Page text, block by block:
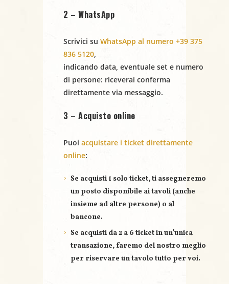
e
2 – WhatsApp
Scrivici su WhatsApp al numero +39 375
836 5120,
indicando data, eventuale set e numero
di persone: riceverai conferma
direttamente via messaggio.
3 – Acquisto online
Puoi acquistare i ticket direttamente
online:
Se acquisti 1 solo ticket, ti assegneremo
un posto disponibile ai tavoli (anche
insieme ad altre persone) o al
bancone.
Se acquisti da 2 a 6 ticketin un’unica
transazione, faremo del nostro meglio
per riservare untavolo tutto per voi.